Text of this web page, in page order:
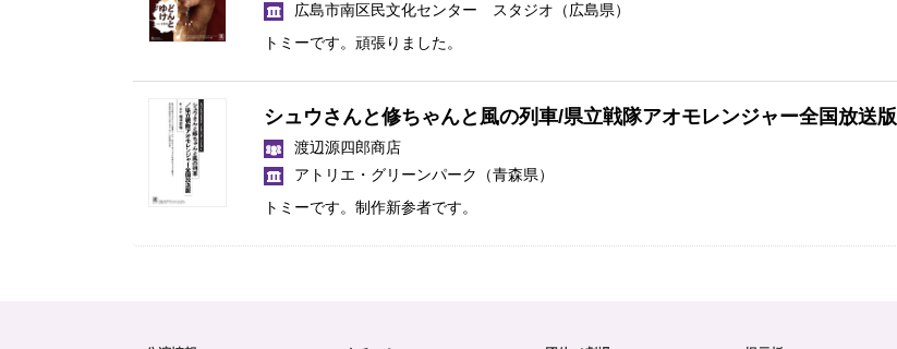
広島市南区民文化センター スタジオ （広島県）
トミーです。頑張りました。
シュウさんと修ちゃんと風の列車/県立戦隊アオモレンジャー全国放送版
渡辺源四郎商店
アトリエ・グリーンパーク
（青森県）
トミーです。制作新参者です。